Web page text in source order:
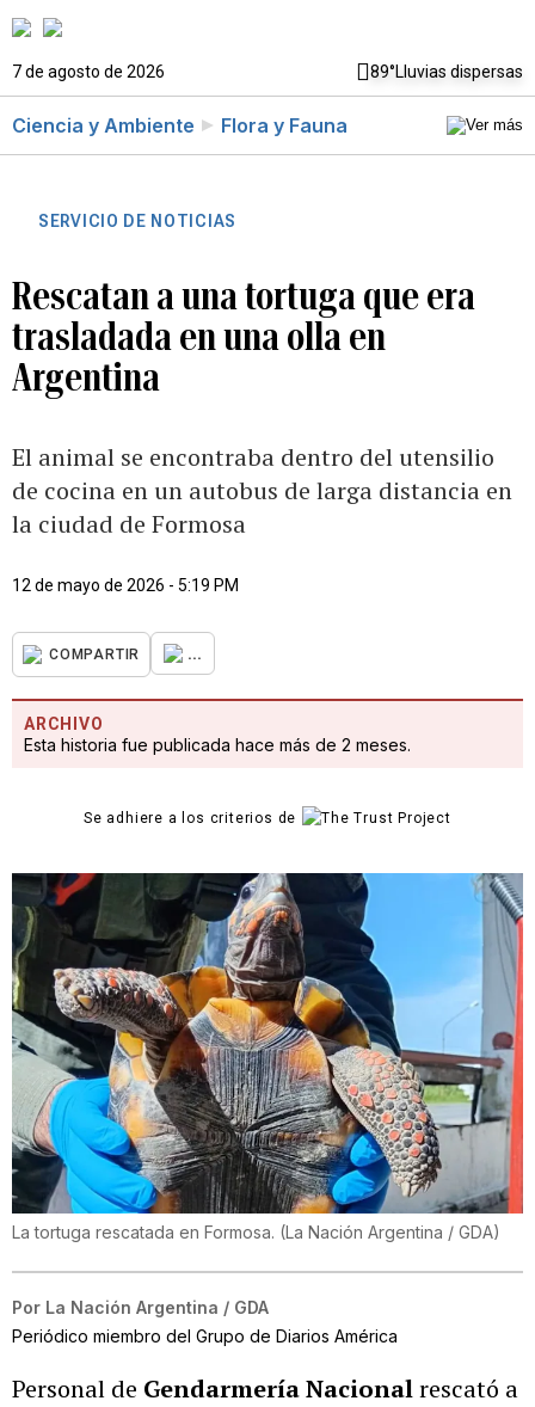
7 de agosto de 2026 89°Lluvias dispersas
Ciencia y Ambiente Flora y Fauna
SERVICIO DE NOTICIAS
Rescatan a una tortuga que era
trasladada en una olla en
Argentina
El animal se encontraba dentro del utensilio
de cocina en un autobus de larga distancia en
la ciudad de Formosa
12 de mayo de 2026 - 5:19 PM
COMPARTIR ...
ARCHIVO
Esta historia fue publicada hace más de 2 meses.
Se adhiere a los criterios de
La tortuga rescatada en Formosa. (La Nación Argentina / GDA)
Por La Nación Argentina / GDA
Periódico miembro del Grupo de Diarios América
Personal de Gendarmería Nacionalrescató a